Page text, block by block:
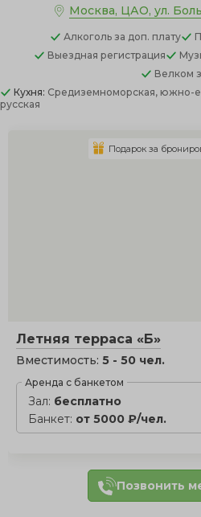
Москва, ЦАО, ул.
Алкоголь за доп. плату
Выездная регистрация
Велком
Кухня: Средиземноморская, южно-
русская
Летняя терраса «Б»
Вместимость: 5 - 50 чел.
Аренда с банкетом
Зал: бесплатно
Банкет: от 5000 ₽/чел.
Подарок за
Позвонить